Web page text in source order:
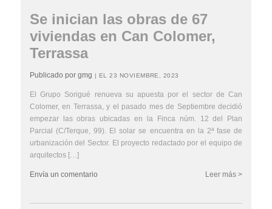
Se inician las obras de 67
viviendas en Can Colomer,
Terrassa
Publicado por gmg | EL 23 NOVIEMBRE, 2023
El Grupo Sorigué renueva su apuesta por el sector de Can
Colomer, en Terrassa, y el pasado mes de Septiembre decidió
empezar las obras ubicadas en la Finca núm. 12 del Plan
Parcial (C/Terque, 99). El solar se encuentra en la 2ª fase de
urbanización del Sector. El proyecto redactado por el equipo de
arquitectos […]
Leer más >
Envía un comentario